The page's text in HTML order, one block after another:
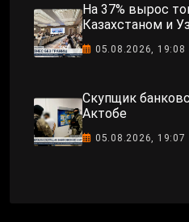
На 37% вырос
Казахстаном и
05.08.2026, 19:08
Скупщик
Актобе
05.08.2026, 19:07